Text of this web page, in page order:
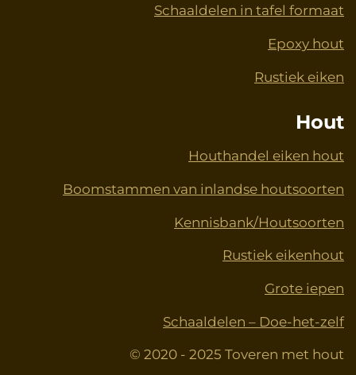
Schaaldelen in tafel formaat
Epoxy hout
Rustiek eiken
Hout
Houthandel eiken hout
Boomstammen van inlandse houtsoorten
Kennisbank/Houtsoorten
Rustiek eikenhout
Grote iepen
Schaaldelen – Doe-het-zelf
© 2020 - 2025 Toveren met hout